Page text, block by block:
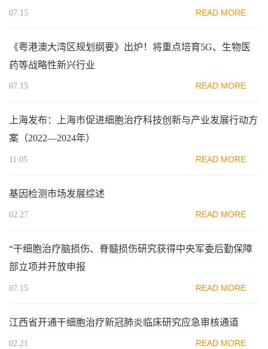
07.15 READ MORE
《粤港澳大湾区规划纲要》出炉！将重点培育5G、生物医
药等战略性新兴行业
07.15 READ MORE
上海发布：上海市促进细胞治疗科技创新与产业发展行动方
案（2022—2024年）
11.05 READ MORE
基因检测市场发展综述
02.27 READ MORE
“干细胞治疗脑损伤、脊髓损伤研究获得中央军委后勤保障
部立项并开放申报
07.15 READ MORE
江西省开通干细胞治疗新冠肺炎临床研究应急审核通道
02.21 READ MORE